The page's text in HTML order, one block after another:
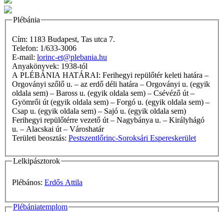
Plébánia
Cím: 1183 Budapest, Tas utca 7.
Telefon: 1/633-3006
E-mail: lorinc-et@plebania.hu
Anyakönyvek: 1938-tól
A PLÉBÁNIA HATÁRAI: Ferihegyi repülőtér keleti határa –
Orgoványi szőlő u. – az erdő déli határa – Orgoványi u. (egyik
oldala sem) – Baross u. (egyik oldala sem) – Csévéző út –
Gyömrői út (egyik oldala sem) – Forgó u. (egyik oldala sem) –
Csap u. (egyik oldala sem) – Sajó u. (egyik oldala sem)
Ferihegyi repülőtérre vezető út – Nagybánya u. – Királyhágó
u. – Alacskai út – Városhatár
Területi beosztás: Pestszentlőrinc-Soroksári Espereskerület
Lelkipásztorok
Plébános: Erdős Attila
Plébániatemplom